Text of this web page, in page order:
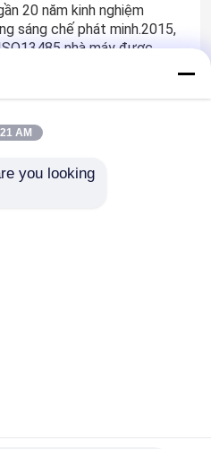
20 năm kinh nghiệm
sáng chế phát minh.2015,
nhà máy được
AM
you looking